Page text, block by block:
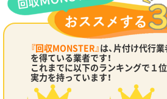
『回収MONSTER』は、片付け代行
を得ている業者です！
これまでに以下のランキングで１
実力を持っています！